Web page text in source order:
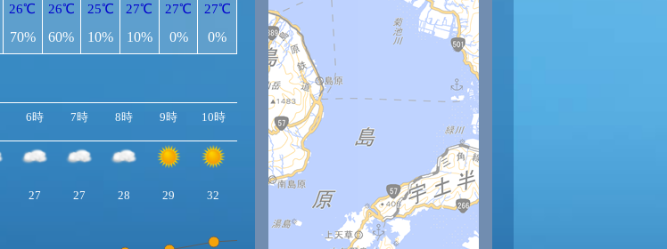
26℃
70%
26℃
60%
25℃
10%
27℃
10%
27℃
0%
27℃
0%
6時 7時 8時 9時 10時 12時 16時
27 27 28 29 32 36 36 35